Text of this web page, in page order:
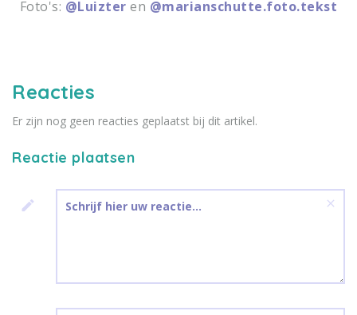
Foto's: @Luizter en @marianschutte.foto.tekst
Reacties
Er zijn nog geen reacties geplaatst bij dit artikel.
Reactie plaatsen